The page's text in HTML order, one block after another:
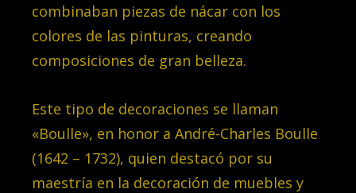
combinaban piezas de nácar con los
colores de las pinturas, creando
composiciones de gran belleza.
Este tipo de decoraciones se llaman
«Boulle», en honor a André-Charles Boulle
(1642 – 1732), quien destacó por su
maestría en la decoración de muebles y